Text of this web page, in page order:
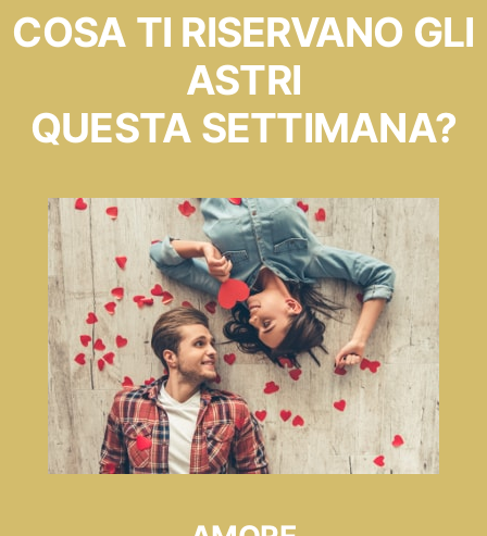
COSA TI RISERVANO GLI
ASTRI
QUESTA SETTIMANA?